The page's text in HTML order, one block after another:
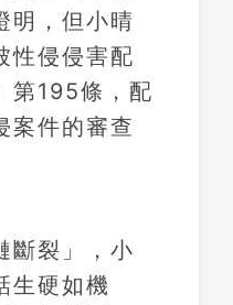
明，但小晴
性侵侵害配
第195條，配
案件的審查
斷裂」，小
生硬如機